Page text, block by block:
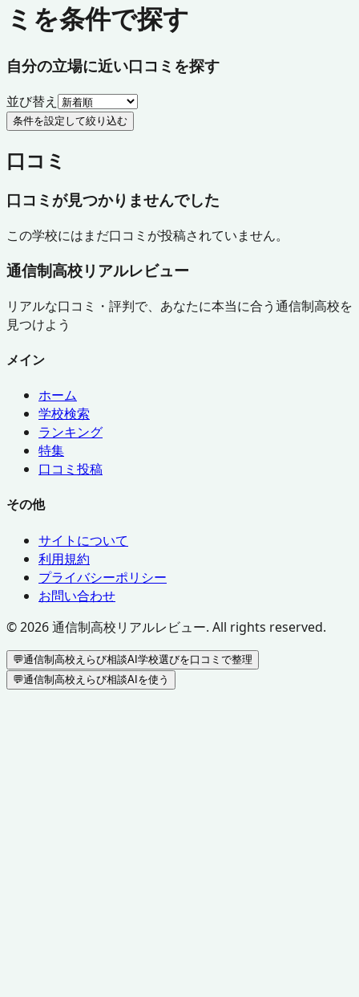
ミを条件で探す
自分の立場に近い口コミを探す
並び替え
条件を設定して絞り込む
口コミ
口コミが見つかりませんでした
この学校にはまだ口コミが投稿されていません。
通信制高校リアルレビュー
リアルな口コミ・評判で、あなたに本当に合う通信制高校を
見つけよう
メイン
ホーム
学校検索
ランキング
特集
口コミ投稿
その他
サイトについて
利用規約
プライバシーポリシー
お問い合わせ
©2026通信制高校リアルレビュー. All rights reserved.
💬通信制高校えらび相談AI学校選びを口コミで整理
💬通信制高校えらび相談AIを使う